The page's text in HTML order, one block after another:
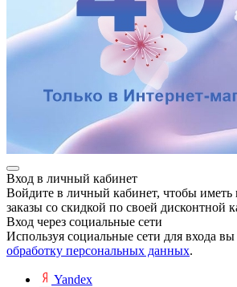
Вход в личный кабинет
Войдите в личный кабинет, чтобы иметь
заказы со скидкой по своей дисконтной
Вход через социальные сети
Используя социальные сети для входа вы
обработку персональных данных.
Yandex